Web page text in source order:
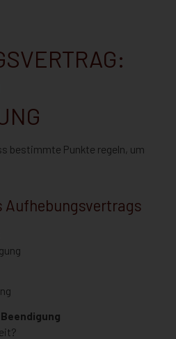
bestimmte Punkte regeln, um
Aufhebungsvertrags